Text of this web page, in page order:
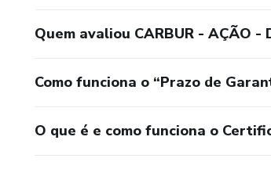
Por aqui vamos passar nosso
esta cada vez mais difícil.
Quem avaliou CARBUR - AÇÃO
Como funciona o “Prazo de
O que é e como funciona o